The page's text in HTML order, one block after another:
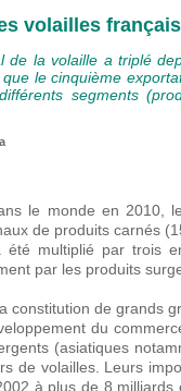
volailles
de la volaille a triplé
le cinquième
segments
le monde en 2010,
de produits carnés
multiplié par trois
par les produits
de grands
du
(asiatiques
de volailles. Leurs
à plus de 8